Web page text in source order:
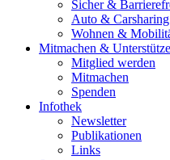
Sicher &
Auto & Carsharing
Wohnen &
Mitmachen &
Mitglied werden
Mitmachen
Spenden
Infothek
Newsletter
Publikationen
Links